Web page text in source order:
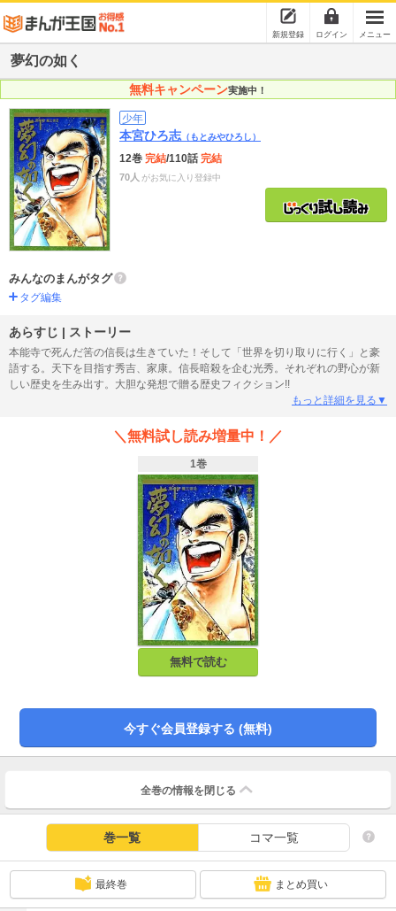
新規登録 ログイン メニュー
夢幻の如く
無料キャンペーン実施中！
少年
本宮ひろ志 （もとみやひろし）
12巻 完結/110話完結
70人 がお気に入り登録中
みんなのまんがタグ
タグ編集
あらすじ | ストーリー
本能寺で死んだ筈の信長は生きていた！そして「世界を切り取りに行く」と豪
語する。天下を目指す秀吉、家康。信長暗殺を企む光秀。それぞれの野心が新
しい歴史を生み出す。大胆な発想で贈る歴史フィクション!!
もっと詳細を見る▼
＼無料試し読み増量中！／
1巻
無料で読む
今すぐ会員登録する (無料)
全巻の情報を 閉じる
巻一覧 コマ一覧
最終巻 まとめ買い